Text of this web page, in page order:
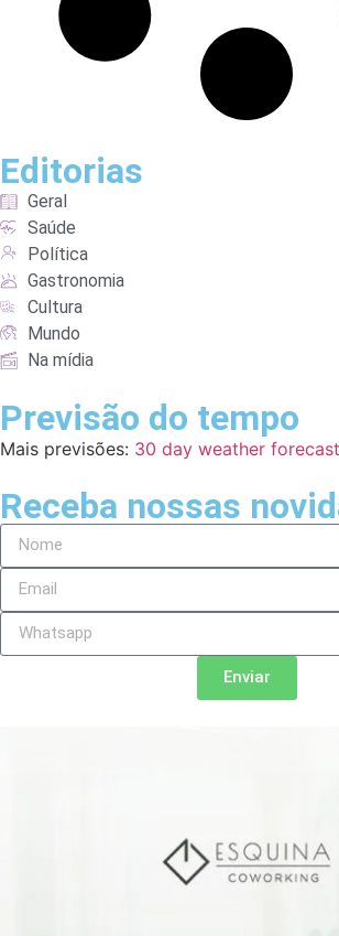
Editorias
Geral
Saúde
Política
Gastronomia
Cultura
Mundo
Na mídia
Previsão do tempo
Mais previsões: 30 day weather
Receba nossas
Enviar